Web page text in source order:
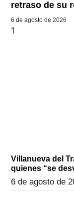
retraso de su
6 de agosto de 2026
Villanueva del
quienes “se
6 de agosto de